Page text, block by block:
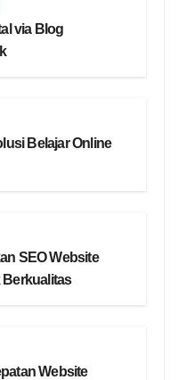
via Blog
Belajar Online
SEO Website
Website